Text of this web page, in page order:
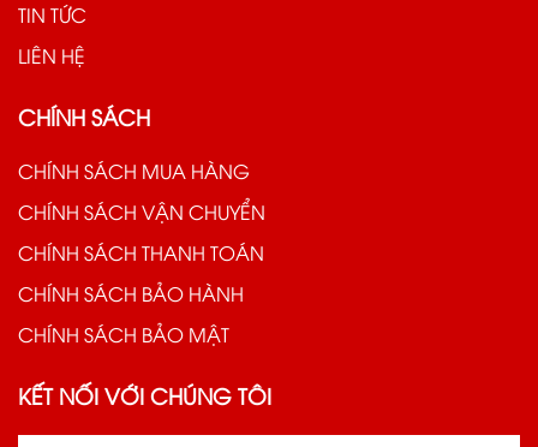
TIN TỨC
LIÊN HỆ
CHÍNH SÁCH
CHÍNH SÁCH MUA HÀNG
CHÍNH SÁCH VẬN CHUYỂN
CHÍNH SÁCH THANH TOÁN
CHÍNH SÁCH BẢO HÀNH
CHÍNH SÁCH BẢO MẬT
KẾT NỐI VỚI CHÚNG TÔI